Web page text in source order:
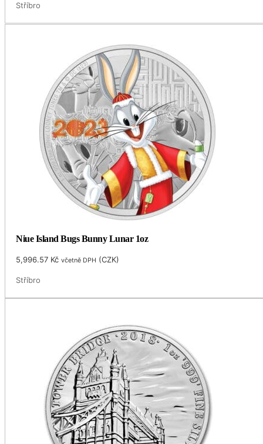
Stříbro
Niue Island Bugs Bunny Lunar 1oz
5,996.57 Kč včetně DPH (CZK)
Stříbro